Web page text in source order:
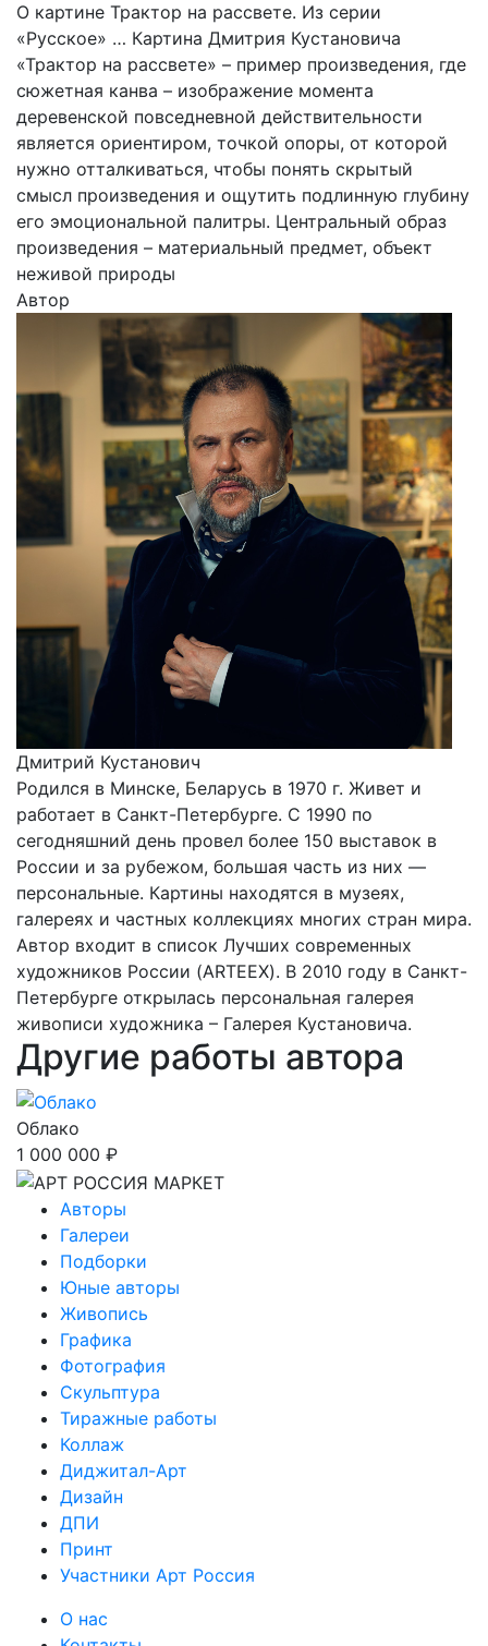
О картине Трактор на рассвете. Из серии
«Русское» … Картина Дмитрия Кустановича
«Трактор на рассвете» – пример произведения, где
сюжетная канва – изображение момента
деревенской повседневной действительности
является ориентиром, точкой опоры, от которой
нужно отталкиваться, чтобы понять скрытый
смысл произведения и ощутить подлинную глубину
его эмоциональной палитры. Центральный образ
произведения – материальный предмет, объект
неживой природы
Автор
Дмитрий Кустанович
Родился в Минске, Беларусь в 1970 г. Живет и
работает в Санкт-Петербурге. С 1990 по
сегодняшний день провел более 150 выставок в
России и за рубежом, большая часть из них —
персональные. Картины находятся в музеях,
галереях и частных коллекциях многих стран мира.
Автор входит в список Лучших современных
художников России (ARTEEX). В 2010 году в Санкт-
Петербурге открылась персональная галерея
живописи художника – Галерея Кустановича.
Другие работы автора
Облако
1 000 000 ₽
Авторы
Галереи
Подборки
Юные авторы
Живопись
Графика
Фотография
Скульптура
Тиражные работы
Коллаж
Диджитал-Арт
Дизайн
ДПИ
Принт
Участники Арт Россия
О нас